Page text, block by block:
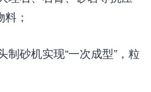
；
制砂机实现“一次成型”，粒